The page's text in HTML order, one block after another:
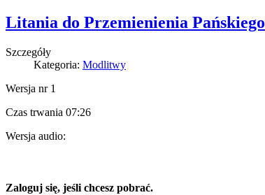
Litania do Przemienienia Pańskiego
Szczegóły
Kategoria: Modlitwy
Wersja nr 1
Czas trwania 07:26
Wersja audio:
Zaloguj się, jeśli chcesz pobrać.